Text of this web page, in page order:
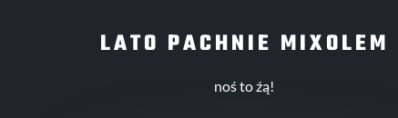
LATO PACHNIE MIXOLEM
noś to źą!